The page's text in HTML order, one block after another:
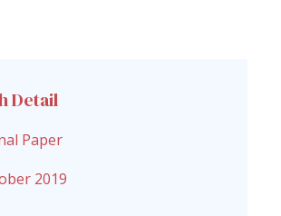
Detail
Paper
2019